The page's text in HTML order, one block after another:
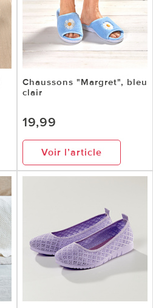
Chaussons "Margret", bleu
clair
19,99
Voir l’article